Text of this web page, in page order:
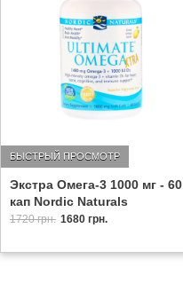
Экстра Омега-3 1000 мг - 60
кап Nordic Naturals
БЫСТРЫЙ ПРОСМОТР
1720 грн. 1680 грн.